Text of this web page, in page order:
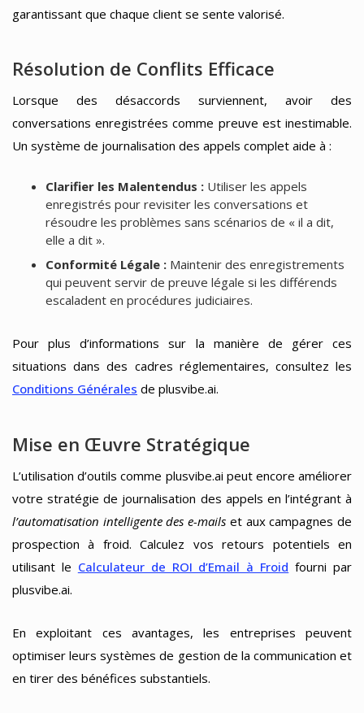
garantissant que chaque client se sente valorisé.
Résolution de Conflits Efficace
Lorsque des désaccords surviennent, avoir des
conversations enregistrées comme preuve est inestimable.
Un système de journalisation des appels complet aide à :
Clarifier les Malentendus :Utiliser les appels
enregistrés pour revisiter les conversations et
résoudre les problèmes sans scénarios de « il a dit,
elle a dit ».
Conformité Légale :Maintenir des enregistrements
qui peuvent servir de preuve légale si les différends
escaladent en procédures judiciaires.
Pour plus d’informations sur la manière de gérer ces
situations dans des cadres réglementaires, consultez les
Conditions Générales de plusvibe.ai.
Mise en Œuvre Stratégique
L’utilisation d’outils comme plusvibe.ai peut encore améliorer
votre stratégie de journalisation des appels en l’intégrant à
l’automatisation intelligente des e-mails et aux campagnes de
prospection à froid. Calculez vos retours potentiels en
utilisant le Calculateur de ROI d’Email à Froid fourni par
plusvibe.ai.
En exploitant ces avantages, les entreprises peuvent
optimiser leurs systèmes de gestion de la communication et
en tirer des bénéfices substantiels.